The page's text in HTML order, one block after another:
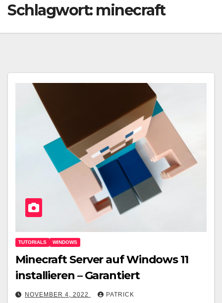
Schlagwort: minecraft
TUTORIALS WINDOWS
Minecraft Server auf Windows 11
installieren – Garantiert
NOVEMBER 4, 2022 PATRICK